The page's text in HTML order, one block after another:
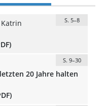
S. 5–8
S. 9–30
20 Jahre halten